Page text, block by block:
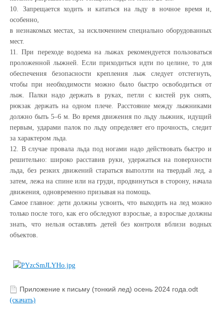
10. Запрещается ходить и кататься на льду в ночное время и,
особенно,
в незнакомых местах, за исключением специально оборудованных
мест.
11. При переходе водоема на лыжах рекомендуется пользоваться
проложенной лыжней. Если приходиться идти по целине, то для
обеспечения безопасности крепления лыж следует отстегнуть,
чтобы при необходимости можно было быстро освободиться от
лыж. Палки надо держать в руках, петли с кистей рук снять,
рюкзак держать на одном плече. Расстояние между лыжниками
должно быть 5–6 м. Во время движения по льду лыжник, идущий
первым, ударами палок по льду определяет его прочность, следит
за характером льда.
12. В случае провала льда под ногами надо действовать быстро и
решительно: широко расставив руки, удержаться на поверхности
льда, без резких движений стараться выползти на твердый лед, а
затем, лежа на спине или на груди, продвинуться в сторону, начала
движения, одновременно призывая на помощь.
Самое главное: дети должны усвоить, что выходить на лед можно
только после того, как его обследуют взрослые, а взрослые должны
знать, что нельзя оставлять детей без контроля вблизи водных
объектов.
Приложение к письму (тонкий лед) осень 2024 года.odt
(скачать)